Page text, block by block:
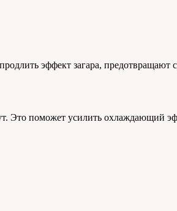
эффект загара, предотвращают
Это поможет усилить охлаждающий